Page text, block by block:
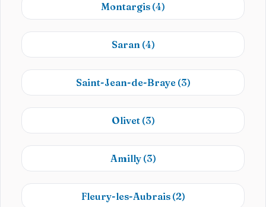
Montargis (4)
Saran (4)
Saint-Jean-de-Braye (3)
Olivet (3)
Amilly (3)
Fleury-les-Aubrais (2)